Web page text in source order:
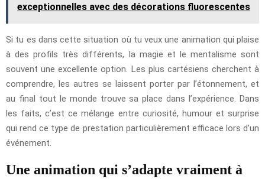
exceptionnelles avec des décorations fluorescentes
Si tu es dans cette situation où tu veux une animation qui plaise
à des profils très différents, la magie et le mentalisme sont
souvent une excellente option. Les plus cartésiens cherchent à
comprendre, les autres se laissent porter par l’étonnement, et
au final tout le monde trouve sa place dans l’expérience. Dans
les faits, c’est ce mélange entre curiosité, humour et surprise
qui rend ce type de prestation particulièrement efficace lors d’un
événement.
Une animation qui s’adapte vraiment à